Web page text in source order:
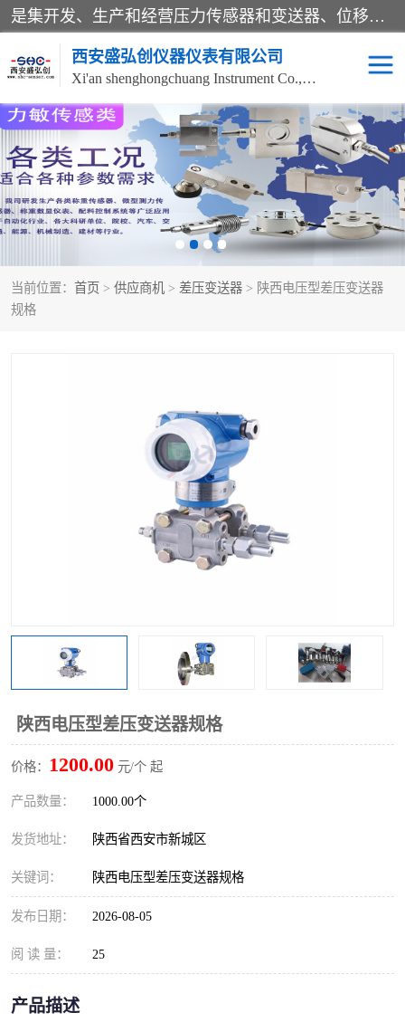
是集开发、生产和经营压力传感器和变送器、位移传感器和变送器、流量传感器和变送器、称重传感器和变送器、测力传感器和变送器、温湿度传感器和变送器、扭矩传感器、智能数显控制仪表等产品的化高新技术企业。
西安盛弘创仪器仪表有限公司
Xi'an shenghongchuang Instrument Co., Ltd
当前位置： 首页 > 供应商机 > 差压变送器 > 陕西电压型差压变送器
规格
陕西电压型差压变送器规格
价格： 1200.00 元/个 起
产品数量： 1000.00个
发货地址： 陕西省西安市新城区
关键词： 陕西电压型差压变送器规格
发布日期： 2026-08-05
阅 读 量： 25
产品描述
称重传感器 超声波流量计
压力变送器 通用型压力变送器
流量计
位移传感器 差压变送器